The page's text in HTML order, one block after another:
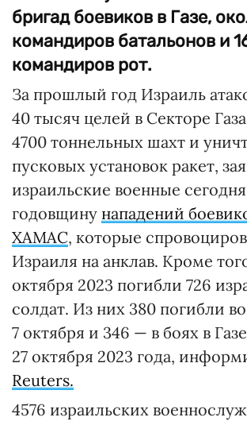
бригад боевиков в Газе,
командиров батальонов и
командиров рот.
За прошлый год Израиль
40 тысяч целей в Секторе
4700 тоннельных шахт и
пусковых установок ракет,
израильские военные
годовщину нападений
ХАМАС, которые
Израиля на анклав. Кроме
октября 2023 погибли 726
солдат. Из них 380 погибли
7 октября и 346 — в боях в
27 октября 2023 года,
Reuters.
4576 израильских